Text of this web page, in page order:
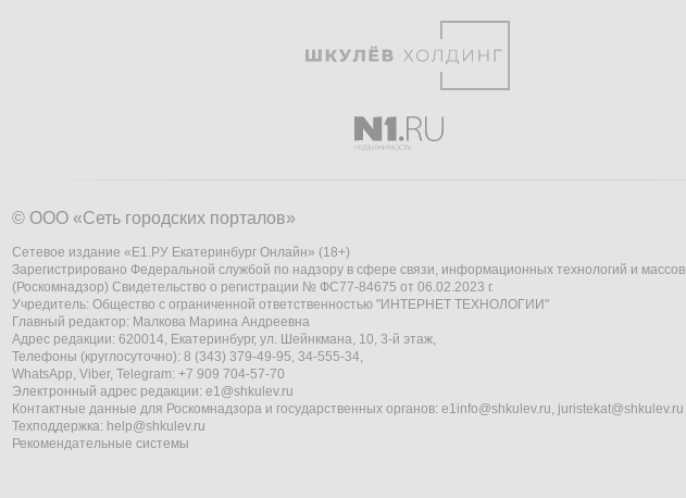
© ООО «Сеть городских порталов»
Сетевое издание «Е1.РУ Екатеринбург Онлайн» (18+)
Зарегистрировано Федеральной службой по надзору в сфере связи, информационных технологий и
(Роскомнадзор) Свидетельство о регистрации № ФС77-84675 от 06.02.2023 г.
Учредитель: Общество с ограниченной ответственностью "ИНТЕРНЕТ ТЕХНОЛОГИИ"
Главный редактор: Малкова Марина Андреевна
Адрес редакции: 620014, Екатеринбург, ул. Шейнкмана, 10, 3-й этаж,
Телефоны (круглосуточно): 8 (343) 379-49-95, 34-555-34,
WhatsApp, Viber, Telegram: +7 909 704-57-70
Электронный адрес редакции: e1@shkulev.ru
Контактные данные для Роскомнадзора и государственных органов: e1info@shkulev.ru, juristekat@shkulev.ru
Техподдержка: help@shkulev.ru
Рекомендательные системы